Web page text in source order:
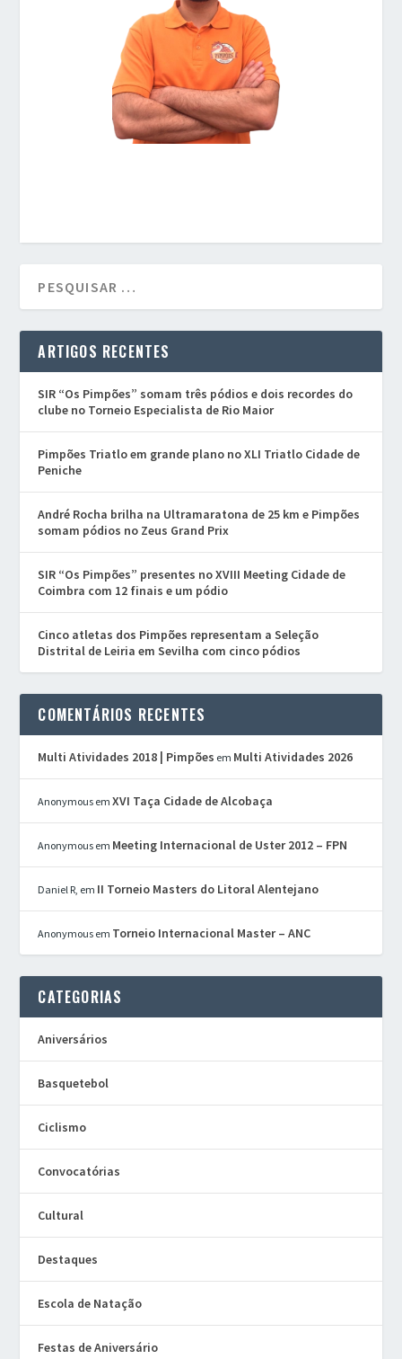
ARTIGOS RECENTES
SIR “Os Pimpões” somam três pódios e dois recordes do
clube no Torneio Especialista de Rio Maior
Pimpões Triatlo em grande plano no XLI Triatlo Cidade de
Peniche
André Rocha brilha na Ultramaratona de 25 km e Pimpões
somam pódios no Zeus Grand Prix
SIR “Os Pimpões” presentes no XVIII Meeting Cidade de
Coimbra com 12 finais e um pódio
Cinco atletas dos Pimpões representam a Seleção
Distrital de Leiria em Sevilha com cinco pódios
COMENTÁRIOS RECENTES
Multi Atividades 2018 | Pimpões em Multi Atividades 2026
Anonymous emXVI Taça Cidade de Alcobaça
Anonymous em Meeting Internacional de Uster 2012 – FPN
Daniel R, em II Torneio Masters do Litoral Alentejano
Anonymous em Torneio Internacional Master – ANC
CATEGORIAS
Aniversários
Basquetebol
Ciclismo
Convocatórias
Cultural
Destaques
Escola de Natação
Festas de Aniversário